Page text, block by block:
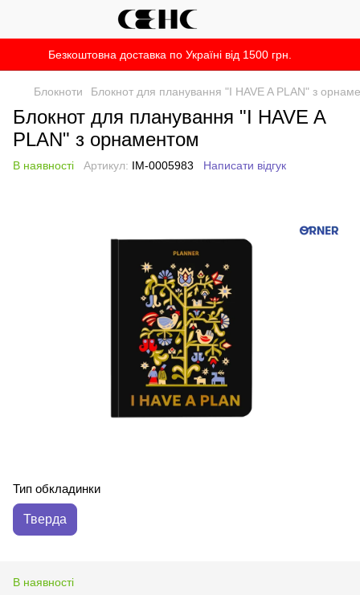
Безкоштовна доставка по Україні від 1500 грн.
Блокноти Блокнот для планування "I HAVE A PLAN" з
Блокнот для планування "I HAVE A
PLAN" з орнаментом
В наявності Артикул: IM-0005983 Написати відгук
Тип обкладинки
Тверда
В наявності